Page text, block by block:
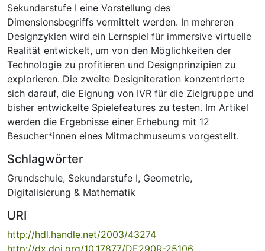
Sekundarstufe I eine Vorstellung des
Dimensionsbegriffs vermittelt werden. In mehreren
Designzyklen wird ein Lernspiel für immersive virtuelle
Realität entwickelt, um von den Möglichkeiten der
Technologie zu profitieren und Designprinzipien zu
explorieren. Die zweite Designiteration konzentrierte
sich darauf, die Eignung von IVR für die Zielgruppe und
bisher entwickelte Spielefeatures zu testen. Im Artikel
werden die Ergebnisse einer Erhebung mit 12
Besucher*innen eines Mitmachmuseums vorgestellt.
Schlagwörter
Grundschule, Sekundarstufe I, Geometrie,
Digitalisierung & Mathematik
URI
http://hdl.handle.net/2003/43274
http://dx.doi.org/10.17877/DE290R-25106